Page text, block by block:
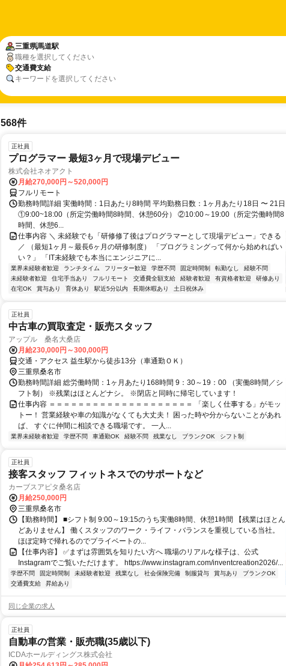
三重県馬道駅
職種を選択してください
交通費支給
キーワードを選択してください
568件
正社員
プログラマー 最短3ヶ月で現場デビュー
株式会社ネオアクト
月給270,000円～520,000円
フルリモート
勤務時間詳細 実働時間：1日あたり8時間 平均勤務日数：1ヶ月あたり18日 〜 21日
①9:00~18:00（所定労働時間8時間、休憩60分） ②10:00～19:00（所定労働時間8
時間、休憩6...
仕事内容 ＼ 未経験でも「研修修了後はプログラマーとして現場デビュー」できる
／ （最短1ヶ月～最長6ヶ月の研修制度） 「プログラミングって何から始めればい
い？」 「IT未経験でも本当にエンジニアに...
業界未経験者歓迎 ランチタイム フリーター歓迎 学歴不問 固定時間制 転勤なし
経験不問
未経験者歓迎
住宅手当あり フルリモート 交通費全額支給 経験者歓迎 有資格者歓迎
研修あり
在宅OK
賞与あり 育休あり 駅近5分以内 長期休暇あり 土日祝休み
正社員
中古車の買取査定・販売スタッフ
アップル 桑名大桑店
月給230,000円～300,000円
交通・アクセス 益生駅から徒歩13分（車通勤ＯＫ）
三重県桑名市
勤務時間詳細 総労働時間：1ヶ月あたり168時間 9：30～19：00 （実働8時間／シ
フト制） ※残業はほとんどナシ。 ※閉店と同時に帰宅しています！
仕事内容 ＝＝＝＝＝＝＝＝＝＝＝＝＝＝＝＝＝＝＝＝ 「楽しく仕事する」がモッ
トー！ 営業経験や車の知識がなくても大丈夫！ 困った時や分からないことがあれ
ば、 すぐに仲間に相談できる職場です。 一人...
業界未経験者歓迎 学歴不問 車通勤OK 経験不問 残業なし ブランクOK シフト制
正社員
接客スタッフ フィットネスでのサポートなど
カーブスアピタ桑名店
月給250,000円
三重県桑名市
【勤務時間】 ■シフト制 9:00～19:15のうち実働8時間、休憩1時間 【残業はほとん
どありません】 働くスタッフのワーク・ライフ・バランスを重視している当社。
ほぼ定時で帰れるのでプライベートの...
【仕事内容】 ✅まずは雰囲気を知りたい方へ 職場のリアルな様子は、公式
Instagramでご覧いただけます。 https://www.instagram.com/inventcreation2026/...
学歴不問 固定時間制 未経験者歓迎 残業なし 社会保険完備 制服貸与 賞与あり
ブランクOK
交通費支給
昇給あり
同じ企業の求人
正社員
自動車の営業・販売職(35歳以下)
ICDAホールディングス株式会社